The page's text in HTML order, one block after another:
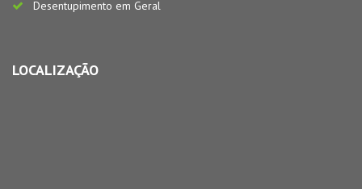
Desentupimento em Geral
LOCALIZAÇÃO